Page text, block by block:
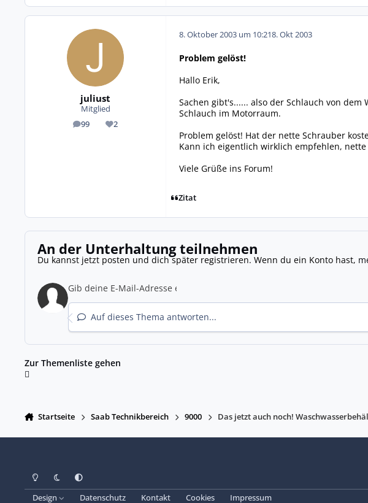
juliust
Mitglied
99
Beiträge 2
Reputation
8. Oktober 2003 um 10:218. Okt 2003
Problem gelöst!
Hallo Erik,
Sachen gibt's...... also der Schlauch von
Schlauch im Motorraum.
Problem gelöst! Hat der nette Schrauber
Kann ich eigentlich wirklich empfehlen, nette
Viele Grüße ins Forum!
Zitat
An der Unterhaltung teilnehmen
Du kannst jetzt posten und dich später registrieren. Wenn du ein Konto hast,
Auf dieses Thema antworten...
Zur Themenliste gehen
Startseite Saab Technikbereich 9000 Das jetzt auch noch!
Heller ModusDunkler Modus
Systemeinstellung
Design Datenschutz Kontakt Cookies Impressum